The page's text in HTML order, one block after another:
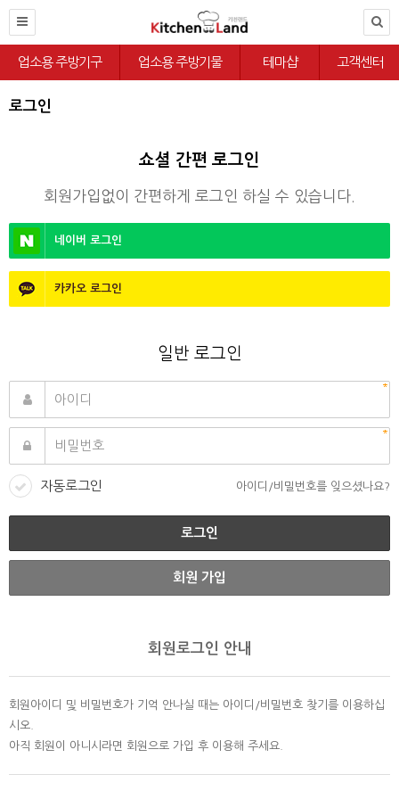
업소용 주방기구 업소용 주방기물 테마샵 고객센터
로그인
쇼셜 간편 로그인
회원가입없이 간편하게 로그인 하실 수 있습니다.
네이버 로그인
카카오 로그인
일반 로그인
자동로그인 아이디/비밀번호를 잊으셨나요?
회원 가입
회원로그인 안내
회원아이디 및 비밀번호가 기억 안나실 때는 아이디/비밀번호 찾기를 이용하십
시오.
아직 회원이 아니시라면 회원으로 가입 후 이용해 주세요.